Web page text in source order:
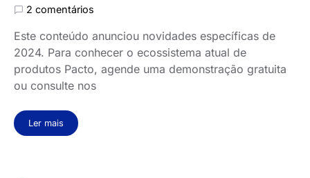
2 comentários
Este conteúdo anunciou novidades específicas de
2024. Para conhecer o ecossistema atual de
produtos Pacto, agende uma demonstração gratuita
ou consulte nos
Ler mais